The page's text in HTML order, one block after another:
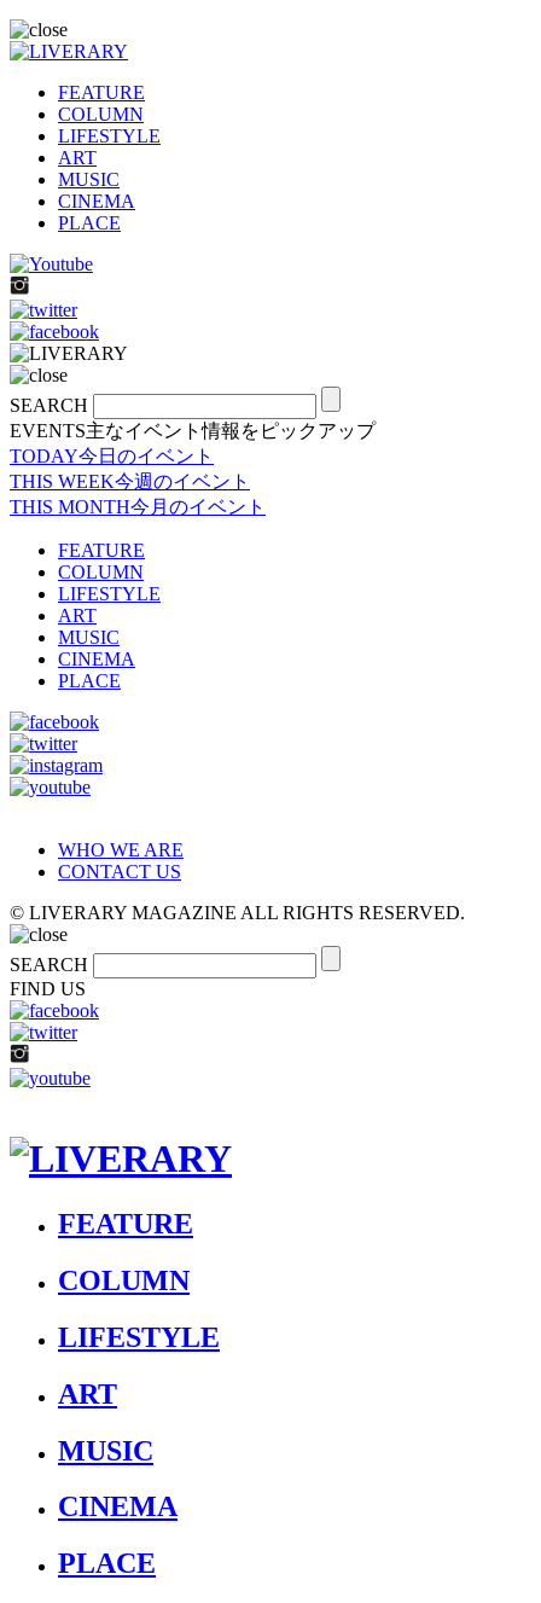
FEATURE
COLUMN
LIFESTYLE
ART
MUSIC
CINEMA
PLACE
SEARCH
EVENTS主なイベント情報をピックアップ
TODAY今日のイベント
THIS WEEK今週のイベント
THIS MONTH今月のイベント
FEATURE
COLUMN
LIFESTYLE
ART
MUSIC
CINEMA
PLACE
WHO WE ARE
CONTACT US
© LIVERARY MAGAZINE ALL RIGHTS RESERVED.
SEARCH
FIND US
FEATURE
COLUMN
LIFESTYLE
ART
MUSIC
CINEMA
PLACE